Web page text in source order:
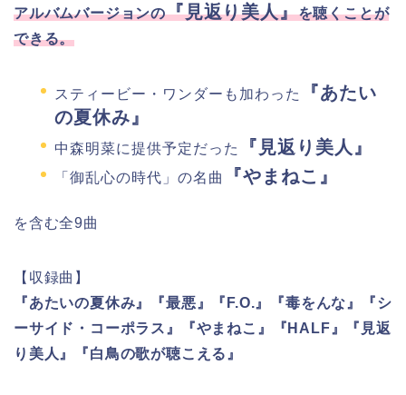
アルバムバージョンの『見返り美人』を聴くことが
できる。
スティービー・ワンダーも加わった
『あたい
の夏休み』
中森明菜に提供予定だった 『見返り美人』
「御乱心の時代」の名曲 『やまねこ』
を含む全9曲
【収録曲】
『あたいの夏休み』『最悪』『F.O.』『毒をんな』『シ
ーサイド・コーポラス』『やまねこ』『HALF』『見返
り美人』『白鳥の歌が聴こえる』